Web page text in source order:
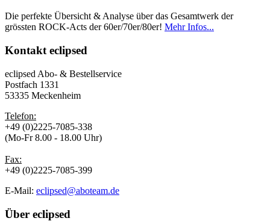
Die perfekte Übersicht & Analyse über das Gesamtwerk der
grössten ROCK-Acts der 60er/70er/80er! Mehr Infos...
Kontakt eclipsed
eclipsed Abo- & Bestellservice
Postfach 1331
53335 Meckenheim
Telefon:
+49 (0)2225-7085-338
(Mo-Fr 8.00 - 18.00 Uhr)
Fax:
+49 (0)2225-7085-399
E-Mail: eclipsed@aboteam.de
Über eclipsed